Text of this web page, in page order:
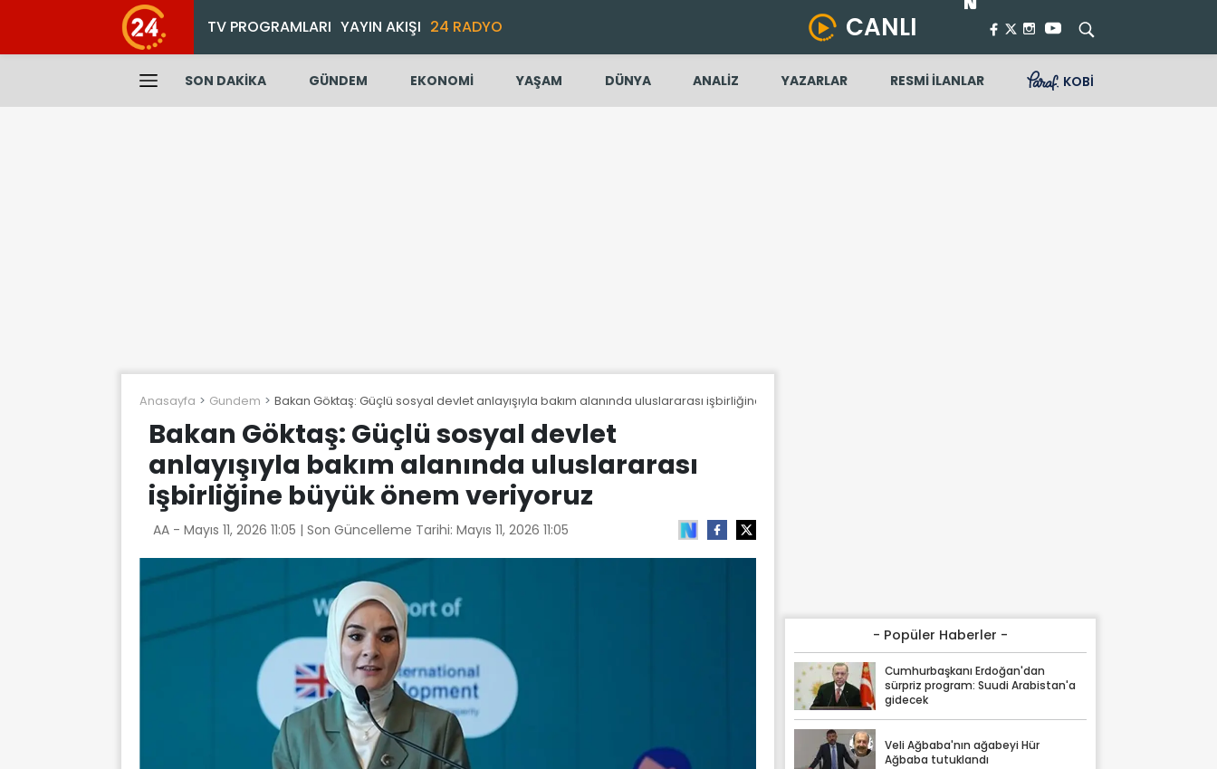
TV PROGRAMLARI YAYIN AKIŞI 24 RADYO CANLI
SON DAKİKA GÜNDEM EKONOMİ YAŞAM DÜNYA ANALİZ YAZARLAR RESMİ İLANLAR KOBİ
Anasayfa Gundem Bakan Göktaş: Güçlü sosyal devlet anlayışıyla bakım alanında uluslararası işbirliğine büyük önem veriyoruz
Bakan Göktaş: Güçlü sosyal devlet
anlayışıyla bakım alanında uluslararası
işbirliğine büyük önem veriyoruz
AA - Mayıs 11, 2026 11:05 | Son Güncelleme Tarihi: Mayıs 11, 2026 11:05
- Popüler Haberler -
Cumhurbaşkanı Erdoğan'dan
sürpriz program: Suudi Arabistan'a
gidecek
Veli Ağbaba'nın ağabeyi Hür
Ağbaba tutuklandı